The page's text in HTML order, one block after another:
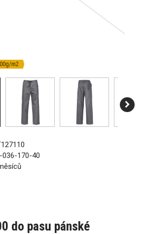
m2
036-170-40
do pasu pánské